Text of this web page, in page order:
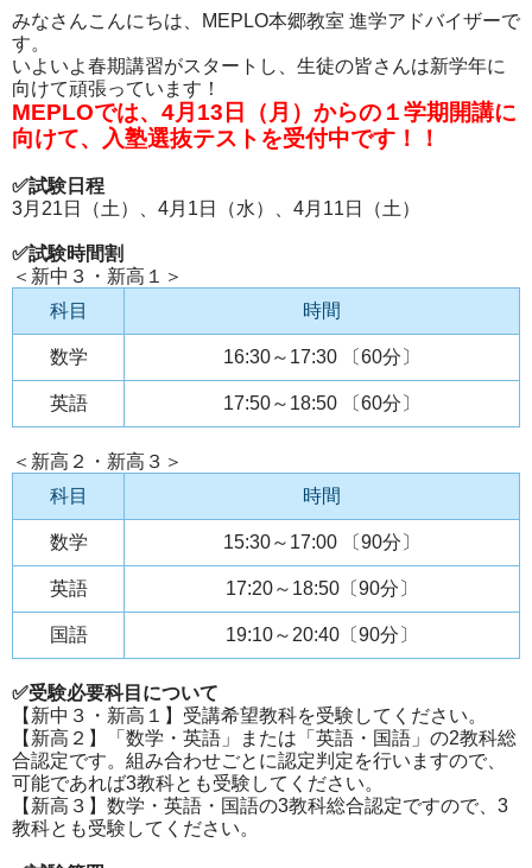
みなさんこんにちは、MEPLO本郷教室 進学アドバイザーで
す。
いよいよ春期講習がスタートし、生徒の皆さんは新学年に
向けて頑張っています！
MEPLOでは、4月13日（月）からの１学期開講に
向けて、入塾選抜テストを受付中です！！
✅試験日程
3月21日（土）、4月1日（水）、4月11日（土）
✅試験時間割
＜新中３・新高１＞
科目
時間
数学 16:30～17:30 〔60分〕
英語 17:50～18:50 〔60分〕
＜新高２・新高３＞
科目
時間
数学 15:30～17:00 〔90分〕
英語 17:20～18:50〔90分〕
国語 19:10～20:40〔90分〕
✅受験必要科目について
【新中３・新高１】受講希望教科を受験してください。
【新高２】「数学・英語」または「英語・国語」の2教科総
合認定です。組み合わせごとに認定判定を行いますので、
可能であれば3教科とも受験してください。
【新高３】数学・英語・国語の3教科総合認定ですので、3
教科とも受験してください。